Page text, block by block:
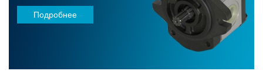
Подробнее